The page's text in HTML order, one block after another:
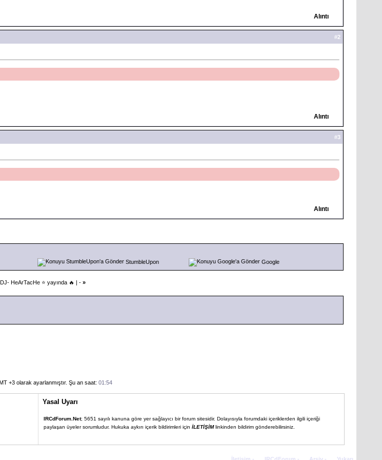
Alıntı
#2
Alıntı
#3
Alıntı
StumbleUpon Google
DJ- HeArTacHe ⭐ yayında 🔥 | - »
+3 olarak ayarlanmıştır. Şu an saat: 01:54
Yasal Uyarı
IRCdForum.Net; 5651 sayılı kanuna göre yer sağlayıcı bir forum sitesidir. Dolayısıyla forumdaki içeriklerden ilgili içeriği
paylaşan üyeler sorumludur. Hukuka aykırı içerik bildirimleri için İLETİŞİMlinkinden bildirim gönderebilirsiniz.